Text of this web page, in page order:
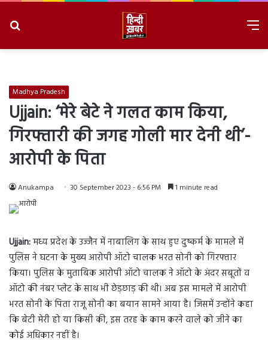
Madhya Pradesh
Ujjain: ‘मेरे बेटे ने गलत काम किया,
गिरफ्तारी की जगह गोली मार देनी थी’-
आरोपी के पिता
Anukampa 30 September 2023 - 6:56 PM 1 minute read
Ujjain:मध्य प्रदेश के उज्जैन में नाबालिग के साथ हुए दुष्कर्म के मामले में
पुलिस ने घटना के मुख्य आरोपी ऑटो चालक भरत सोनी को गिरफ्तार
किया। पुलिस के मुताबिक आरोपी ऑटो चालक ने ऑटो के अंदर सबूतों व
ऑटो की नंबर प्लेट के साथ भी छेड़छाड़ की थी। अब इस मामले में आरोपी
भरत सोनी के पिता राजू सोनी का बयान सामने आया है। जिसमें उन्होंने कहा
कि बेटी मेरी हो या किसी की, इस तरह के काम करने वाले को जीने का
कोई अधिकार नहीं है।